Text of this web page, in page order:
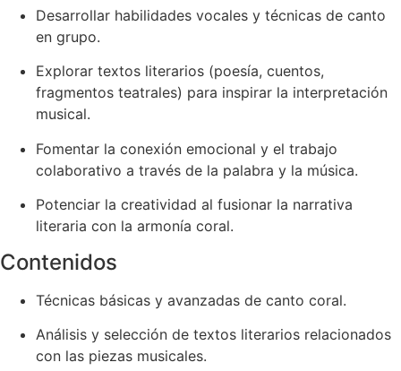
Desarrollar habilidades vocales y técnicas de canto
en grupo.
Explorar textos literarios (poesía, cuentos,
fragmentos teatrales) para inspirar la interpretación
musical.
Fomentar la conexión emocional y el trabajo
colaborativo a través de la palabra y la música.
Potenciar la creatividad al fusionar la narrativa
literaria con la armonía coral.
Contenidos
Técnicas básicas y avanzadas de canto coral.
Análisis y selección de textos literarios relacionados
con las piezas musicales.